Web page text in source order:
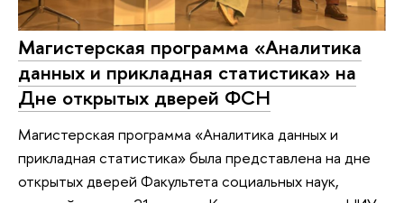
Магистерская программа «Аналитика
данных и прикладная статистика» на
Дне открытых дверей ФСН
Магистерская программа «Аналитика данных и
прикладная статистика» была представлена на дне
открытых дверей Факультета социальных наук,